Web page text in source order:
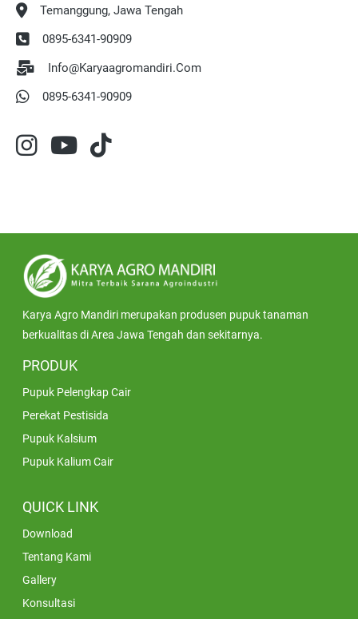
Temanggung, Jawa Tengah
0895-6341-90909
Info@karyaagromandiri.com
0895-6341-90909
Karya Agro Mandiri merupakan produsen pupuk tanaman
berkualitas di Area Jawa Tengah dan sekitarnya.
PRODUK
Pupuk Pelengkap Cair
Perekat Pestisida
Pupuk Kalsium
Pupuk Kalium Cair
QUICK LINK
Download
Tentang Kami
Gallery
Konsultasi